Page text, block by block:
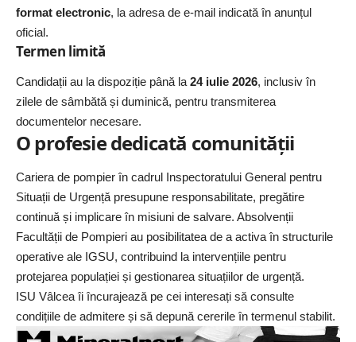
format electronic, la adresa de e-mail indicată în anunțul
oficial.
Termen limită
Candidații au la dispoziție până la24 iulie 2026, inclusiv în
zilele de sâmbătă și duminică, pentru transmiterea
documentelor necesare.
O profesie dedicată comunității
Cariera de pompier în cadrul Inspectoratului General pentru
Situații de Urgență presupune responsabilitate, pregătire
continuă și implicare în misiuni de salvare. Absolvenții
Facultății de Pompieri au posibilitatea de a activa în structurile
operative ale IGSU, contribuind la intervențiile pentru
protejarea populației și gestionarea situațiilor de urgență.
ISU Vâlcea îi încurajează pe cei interesați să consulte
condițiile de admitere și să depună cererile în termenul stabilit.